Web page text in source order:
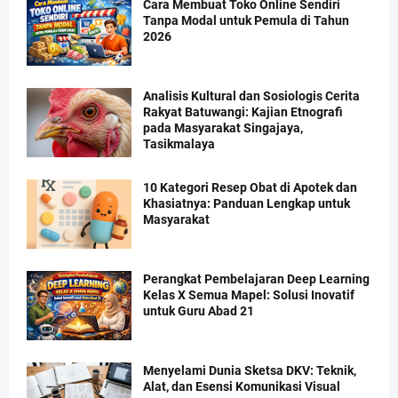
Cara Membuat Toko Online Sendiri
Tanpa Modal untuk Pemula di Tahun
2026
Analisis Kultural dan Sosiologis Cerita
Rakyat Batuwangi: Kajian Etnografi
pada Masyarakat Singajaya,
Tasikmalaya
10 Kategori Resep Obat di Apotek dan
Khasiatnya: Panduan Lengkap untuk
Masyarakat
Perangkat Pembelajaran Deep Learning
Kelas X Semua Mapel: Solusi Inovatif
untuk Guru Abad 21
Menyelami Dunia Sketsa DKV: Teknik,
Alat, dan Esensi Komunikasi Visual